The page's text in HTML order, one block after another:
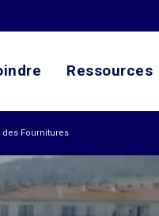
Ressources
des Fournitures